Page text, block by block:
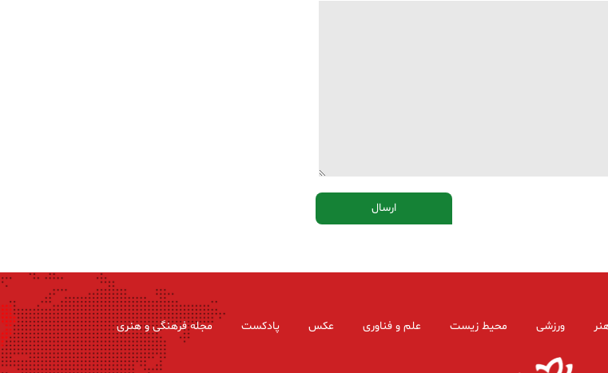
ورزشی محیط زیست علم و فناوری عکس پادکست مجله فرهنگی و هنری